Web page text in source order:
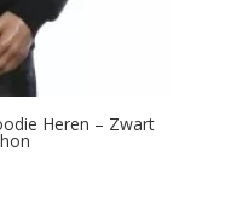
Heren – Zwart